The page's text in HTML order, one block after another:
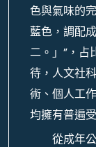
色與氣味的
藍色，調配
二。」”，占
待，人文社
術、個人工
均擁有普遍
從成年